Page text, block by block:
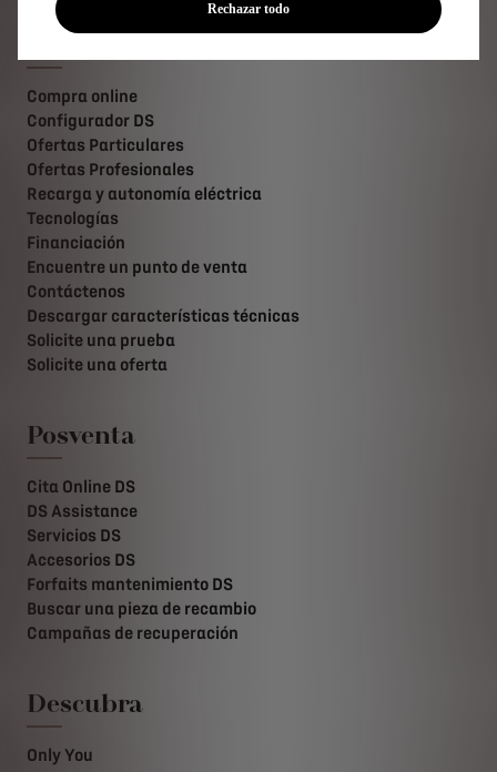
Acceso Directo
Compra online
Configurador DS
Ofertas Particulares
Ofertas Profesionales
Recarga y autonomía eléctrica
Tecnologías
Financiación
Encuentre un punto de venta
Contáctenos
Descargar características técnicas
Solicite una prueba
Solicite una oferta
Posventa
Cita Online DS
DS Assistance
Servicios DS
Accesorios DS
Forfaits mantenimiento DS
Buscar una pieza de recambio
Campañas de recuperación
Descubra
Only You
Rechazar todo